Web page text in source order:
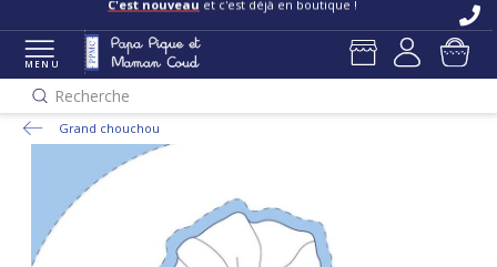
C'est nouveau et c'est déjà en boutique !
MENU
Recherche
Grand chouchou